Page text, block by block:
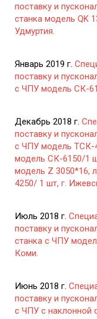
поставку и
станка модель QK
Удмуртия.
Январь 2019 г.
поставку и
с ЧПУ модель СК-
Декабрь 2018 г.
поставку и
с ЧПУ модель ТСК-
модель СК-6150/1
модель Z 3050*16,
4250/ 1 шт, г.
Июль 2018 г.
поставку и
станка с ЧПУ
Коми.
Июнь 2018 г.
поставку и
с ЧПУ с наклонной